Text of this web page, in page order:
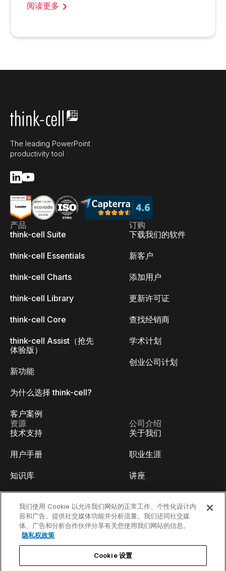
阅读更多
The leading PowerPoint
productivity tool
产品
think-cell Suite
think-cell Essentials
think-cell Charts
think-cell Library
think-cell Core
think-cell Assist（抢先
体验版）
新功能
为什么选择 think-cell?
客户案例
订购
下载我们的软件
新客户
添加用户
更新许可证
查找经销商
学术计划
创业公司计划
资源
技术支持
用户手册
知识库
视频教程
内容中心
公司介绍
关于我们
职业生涯
讲座
开发人员博客
我们使用 Cookie 以允许我们网站的正常工作、个性化设计内
容和广告、提供社交媒体功能并分析流量。我们还同社交媒
体、广告和分析合作伙伴分享有关您使用我们网站的信息。
隐私权政策
Cookie 设置